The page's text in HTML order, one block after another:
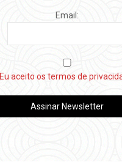
Email:
Eu aceito os termos de